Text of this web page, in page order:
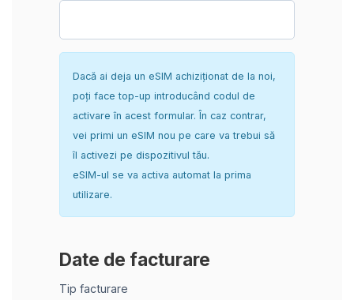
Dacă ai deja un eSIM achiziționat de la noi,
poți face top-up introducând codul de
activare în acest formular. În caz contrar,
vei primi un eSIM nou pe care va trebui să
îl activezi pe dispozitivul tău.
eSIM-ul se va activa automat la prima
utilizare.
Date de facturare
Tip facturare